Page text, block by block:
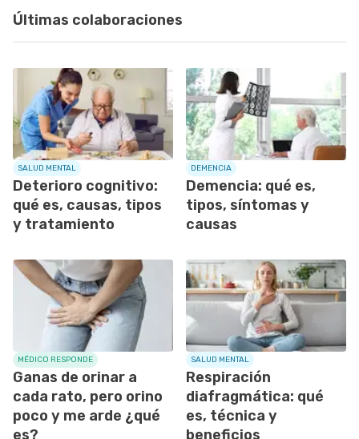
Últimas colaboraciones
SALUD MENTAL
Deterioro cognitivo:
qué es, causas, tipos
y tratamiento
DEMENCIA
Demencia: qué es,
tipos, síntomas y
causas
MÉDICO RESPONDE
Ganas de orinar a
cada rato, pero orino
poco y me arde ¿qué
es?
SALUD MENTAL
Respiración
diafragmática: qué
es, técnica y
beneficios